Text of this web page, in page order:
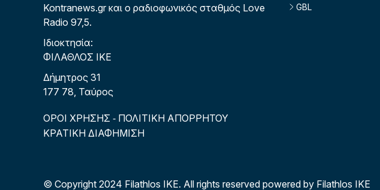
Kontranews.gr και ο ραδιοφωνικός σταθμός Love
Radio 97,5.
Ιδιοκτησία:
ΦΙΛΑΘΛΟΣ ΙΚΕ
Δήμητρος 31
177 78, Ταύρος
ΟΡΟΙ ΧΡΗΣΗΣ - ΠΟΛΙΤΙΚΗ ΑΠΟΡΡΗΤΟΥ
ΚΡΑΤΙΚΗ ΔΙΑΦΗΜΙΣΗ
GBL
© Copyright 2024 Filathlos ΙΚΕ. All rights reserved powered by Filathlos ΙΚΕ